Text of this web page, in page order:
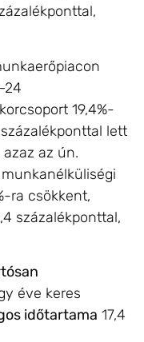
19,4%-
lett
az ún.
ra csökkent,
százalékponttal,
éve keres
időtartama 17,4